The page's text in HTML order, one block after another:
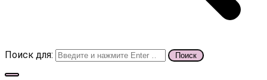
Поиск для: